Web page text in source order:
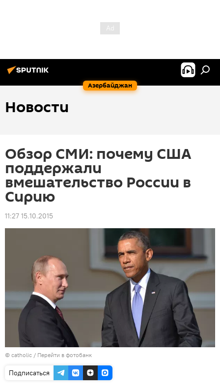
Азербайджан
Новости
Обзор СМИ: почему США
поддержали
вмешательство России в
Сирию
11:27 15.10.2015
© catholic / Перейти в фотобанк
Подписаться